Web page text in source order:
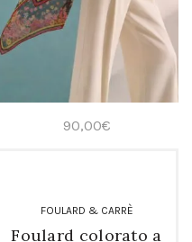
90,00€
FOULARD & CARRÈ
Foulard colorato a